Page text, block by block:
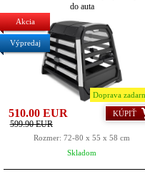
Akcia
Výpredaj
do auta
510.00 EUR
599.90 EUR
Doprava
KÚPIŤ
Rozmer: 72-80 x 55 x 58 cm
Skladom